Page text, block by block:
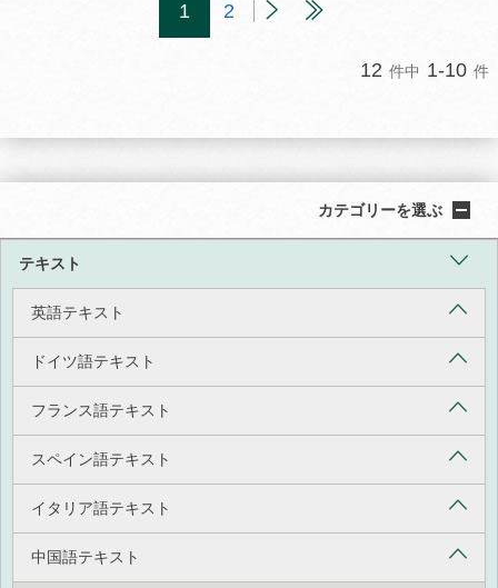
1 2
12 件中 1-10 件
カテゴリーを選ぶ
テキスト
英語テキスト
ドイツ語テキスト
フランス語テキスト
スペイン語テキスト
イタリア語テキスト
中国語テキスト